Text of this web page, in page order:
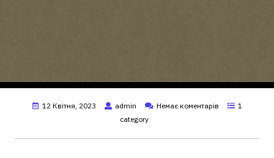
12 Квітня, 2023 admin Немає коментарів
1
category